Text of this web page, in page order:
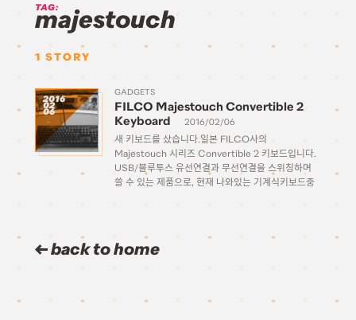
TAG:
majestouch
1 STORY
2016
02
06
GADGETS
FILCO Majestouch Convertible 2
Keyboard
2016/02/06
새 키보드를 샀습니다.일본 FILCO사의
Majestouch 시리즈 Convertible 2 키보드입니다.
USB/블루투스 유선연결과 무선연결을 스위칭하며
쓸 수 있는 제품으로, 현재 나와있는 기계식키보드중
화려하게 LED라이트를 […]
back to home